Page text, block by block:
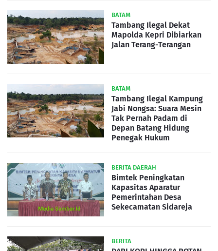
BATAM
Tambang Ilegal Dekat
Mapolda Kepri Dibiarkan
Jalan Terang-Terangan
BATAM
Tambang Ilegal Kampung
Jabi Nongsa: Suara Mesin
Tak Pernah Padam di
Depan Batang Hidung
Penegak Hukum
BERITA DAERAH
Bimtek Peningkatan
Kapasitas Aparatur
Pemerintahan Desa
Sekecamatan Sidareja
BERITA